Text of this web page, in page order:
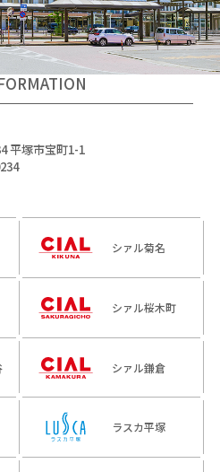
平塚市宝町1-1
シァル菊名
シァル桜木町
シァル鎌倉
ラスカ平塚